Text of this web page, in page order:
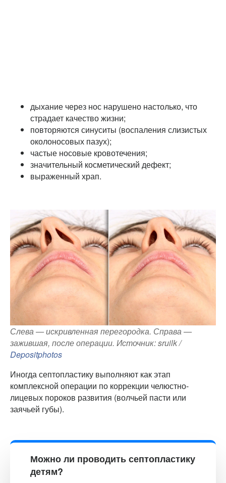
дыхание через нос нарушено настолько, что
страдает качество жизни;
повторяются синуситы (воспаления слизистых
околоносовых пазух);
частые носовые кровотечения;
значительный косметический дефект;
выраженный храп.
Слева — искривленная перегородка. Справа —
зажившая, после операции. Источник: sruilk /
Depositphotos
Иногда септопластику выполняют как этап
комплексной операции по коррекции челюстно-
лицевых пороков развития (волчьей пасти или
заячьей губы).
Можно ли проводить септопластику
детям?